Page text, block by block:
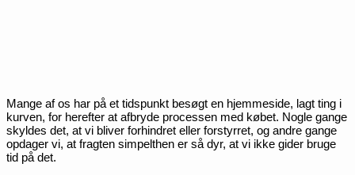
Mange af os har på et tidspunkt besøgt en hjemmeside, lagt ting i
kurven, for herefter at afbryde processen med købet. Nogle gange
skyldes det, at vi bliver forhindret eller forstyrret, og andre gange
opdager vi, at fragten simpelthen er så dyr, at vi ikke gider bruge
tid på det.